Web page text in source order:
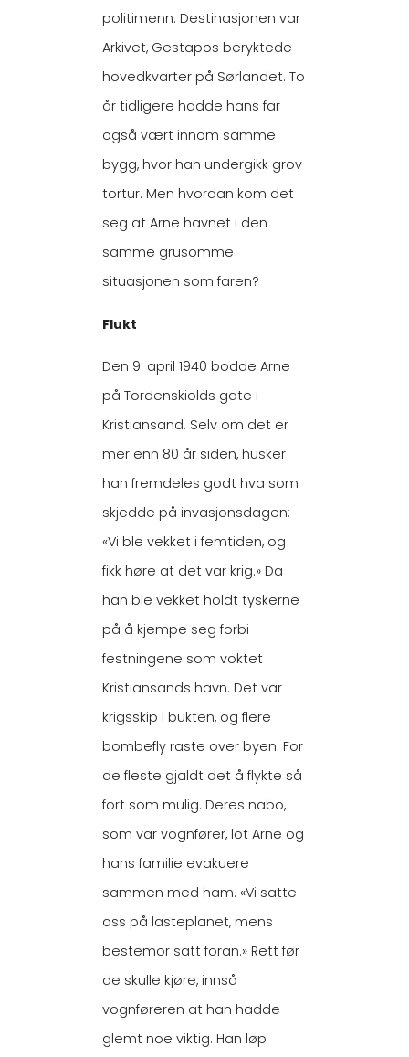
politimenn. Destinasjonen var
Arkivet, Gestapos beryktede
hovedkvarter på Sørlandet. To
år tidligere hadde hans far
også vært innom samme
bygg, hvor han undergikk grov
tortur. Men hvordan kom det
seg at Arne havnet i den
samme grusomme
situasjonen som faren?
Flukt
Den 9. april 1940 bodde Arne
på Tordenskiolds gate i
Kristiansand. Selv om det er
mer enn 80 år siden, husker
han fremdeles godt hva som
skjedde på invasjonsdagen:
«Vi ble vekket i femtiden, og
fikk høre at det var krig.» Da
han ble vekket holdt tyskerne
på å kjempe seg forbi
festningene som voktet
Kristiansands havn. Det var
krigsskip i bukten, og flere
bombefly raste over byen. For
de fleste gjaldt det å flykte så
fort som mulig. Deres nabo,
som var vognfører, lot Arne og
hans familie evakuere
sammen med ham. «Vi satte
oss på lasteplanet, mens
bestemor satt foran.» Rett før
de skulle kjøre, innså
vognføreren at han hadde
glemt noe viktig. Han løp